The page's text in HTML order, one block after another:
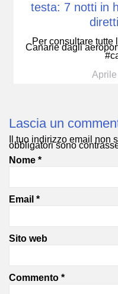
testa: 7 notti in
Per consultare tutte
Canarie dagli
Lascia un
Il tuo indirizzo email non
obbligatori sono
Nome *
Email *
Sito web
Commento *